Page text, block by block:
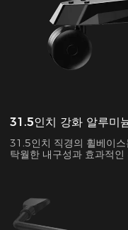
31.5인치 강화 알루미
31.5인치 직경의 휠베이
탁월한 내구성과 효과적